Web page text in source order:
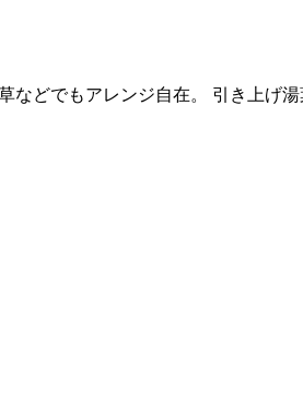
どでもアレンジ自在。 引き上げ